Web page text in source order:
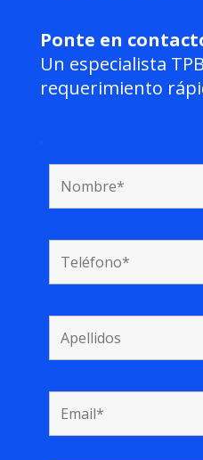
Ponte en
Un especialista
requerimiento
.